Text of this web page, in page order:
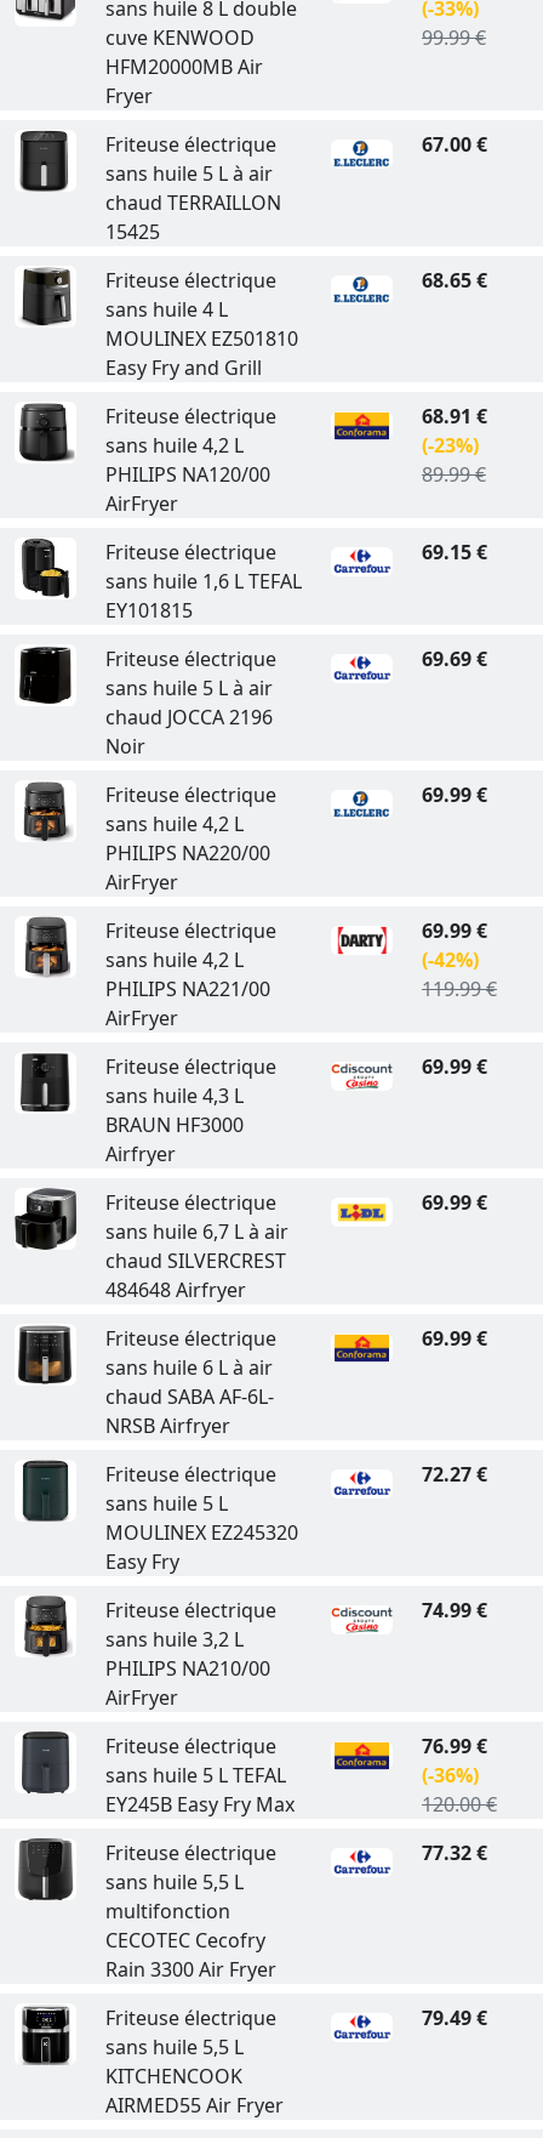
sans huile 8 L double
cuve KENWOOD
HFM20000MB Air
Fryer
(-33%)
99.99 €
Friteuse électrique
sans huile 5 L à air
chaud TERRAILLON
15425
67.00 €
Friteuse électrique
sans huile 4 L
MOULINEX EZ501810
Easy Fry and Grill
68.65 €
Friteuse électrique
sans huile 4,2 L
PHILIPS NA120/00
AirFryer
68.91 €
(-23%)
89.99 €
Friteuse électrique
sans huile 1,6 L TEFAL
EY101815
69.15 €
Friteuse électrique
sans huile 5 L à air
chaud JOCCA 2196
Noir
69.69 €
Friteuse électrique
sans huile 4,2 L
PHILIPS NA220/00
AirFryer
69.99 €
Friteuse électrique
sans huile 4,2 L
PHILIPS NA221/00
AirFryer
69.99 €
(-42%)
119.99 €
Friteuse électrique
sans huile 4,3 L
BRAUN HF3000
Airfryer
69.99 €
Friteuse électrique
sans huile 6,7 L à air
chaud SILVERCREST
484648 Airfryer
69.99 €
Friteuse électrique
sans huile 6 L à air
chaud SABA AF-6L-
NRSB Airfryer
69.99 €
Friteuse électrique
sans huile 5 L
MOULINEX EZ245320
Easy Fry
72.27 €
Friteuse électrique
sans huile 3,2 L
PHILIPS NA210/00
AirFryer
74.99 €
Friteuse électrique
sans huile 5 L TEFAL
EY245B Easy Fry Max
76.99 €
(-36%)
120.00 €
Friteuse électrique
sans huile 5,5 L
multifonction
CECOTEC Cecofry
Rain 3300 Air Fryer
77.32 €
Friteuse électrique
sans huile 5,5 L
KITCHENCOOK
AIRMED55 Air Fryer
79.49 €